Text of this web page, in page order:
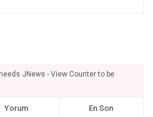
JNews - View Counter to be
Yorum En Son